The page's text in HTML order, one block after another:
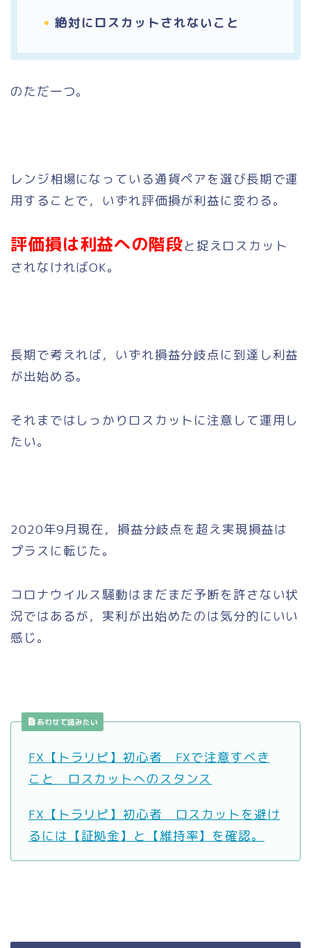
絶対にロスカットされないこと
のただ一つ。
レンジ相場になっている通貨ペアを選び長期で運
用することで，いずれ評価損が利益に変わる。
評価損は利益への階段と捉えロスカット
されなければOK。
長期で考えれば，いずれ損益分岐点に到達し利益
が出始める。
それまではしっかりロスカットに注意して運用し
たい。
2020年9月現在，損益分岐点を超え実現損益は
プラスに転じた。
コロナウイルス騒動はまだまだ予断を許さない状
況ではあるが，実利が出始めたのは気分的にいい
感じ。
あわせて読みたい
FX【トラリピ】初心者 FXで注意すべき
こと ロスカットへのスタンス
FX【トラリピ】初心者 ロスカットを避け
るには【証拠金】と【維持率】を確認。